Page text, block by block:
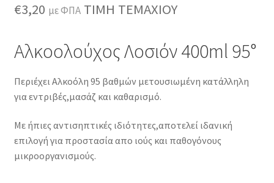
€3,20 με ΦΠΑ ΤΙΜΗ ΤΕΜΑΧΙΟΥ
Αλκοολούχος Λοσιόν 400ml 95°
Περιέχει Αλκοόλη 95 βαθμών μετουσιωμένη κατάλληλη
για εντριβές,μασάζ και καθαρισμό.
Με ήπιες αντισηπτικές ιδιότητες,αποτελεί ιδανική
επιλογή για προστασία απο ιούς και παθογόνους
μικροοργανισμούς.